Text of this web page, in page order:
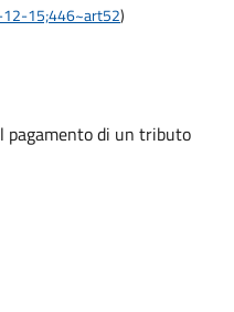
12-15;446~art52)
pagamento di un tributo